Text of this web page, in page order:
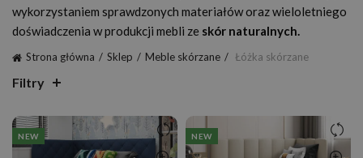
wykorzystaniem sprawdzonych materiałów oraz wieloletniego
doświadczenia w produkcji mebli ze skór naturalnych.
Strona główna Sklep Meble skórzane Łóżka skórzane
Filtry
NEW NEW